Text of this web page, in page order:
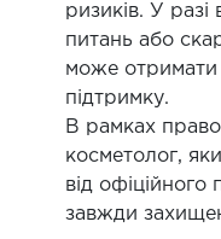
ризиків. У
питань або
може отримати
підтримку.
В рамках
косметолог,
від офіційного
завжди